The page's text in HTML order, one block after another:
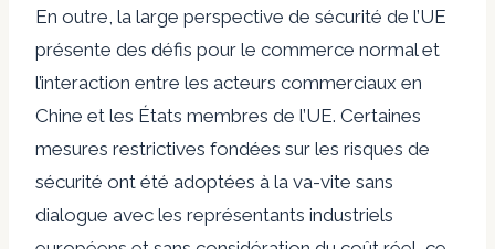
En outre, la large perspective de sécurité de l’UE
présente des défis pour le commerce normal et
l’interaction entre les acteurs commerciaux en
Chine et les États membres de l’UE. Certaines
mesures restrictives fondées sur les risques de
sécurité ont été adoptées à la va-vite sans
dialogue avec les représentants industriels